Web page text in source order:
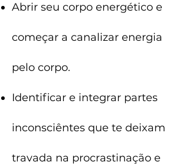
Abrir seu corpo energético e
começar a canalizar energia
pelo corpo.
Identificar e integrar partes
inconsciêntes que te deixam
travada na procrastinação e